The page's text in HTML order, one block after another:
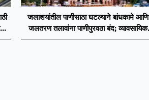
जलाशयांतील पाणीसाठा घटल्याने बांधकामे आणि
जलतरण तलावांना पाणीपुरवठा बंद; व्यावसायिक
वापरावरही निर्बंध